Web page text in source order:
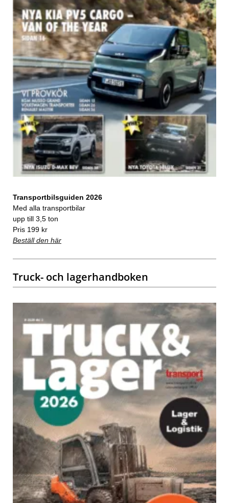
Transportbilsguiden 2026
Med alla transportbilar
upp till 3,5 ton
Pris 199 kr
Beställ den här
Truck- och lagerhandboken